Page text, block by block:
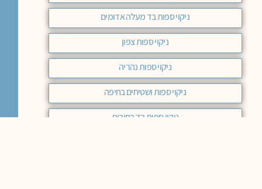
ניקוי ספות בד מעלה אדומים
ניקוי ספות צפון
ניקוי ספות נהריה
ניקוי ספות ושטיחים בחיפה
ניקוי ספות בד רחובות